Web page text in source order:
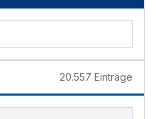
20.557 Einträge